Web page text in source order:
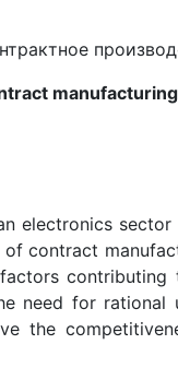
manufacturing
electronics sector
contract
contributing
need for rational
the